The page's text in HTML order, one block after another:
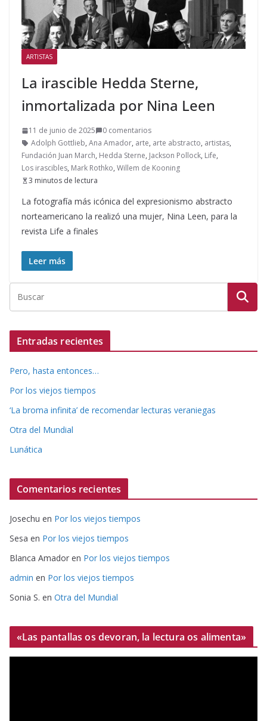
ARTISTAS
La irascible Hedda Sterne,
inmortalizada por Nina Leen
11 de junio de 2025
0 comentarios
Adolph Gottlieb, Ana Amador, arte, arte abstracto, artistas,
Fundación Juan March, Hedda Sterne, Jackson Pollock, Life,
Los irascibles, Mark Rothko, Willem de Kooning
3 minutos de lectura
La fotografía más icónica del expresionismo abstracto
norteamericano la realizó una mujer, Nina Leen, para la
revista Life a finales
Leer más
Entradas recientes
Pero, hasta entonces…
Por los viejos tiempos
‘La broma infinita’ de recomendar lecturas veraniegas
Otra del Mundial
Lunática
Comentarios recientes
Josechu en Por los viejos tiempos
Sesa en Por los viejos tiempos
Blanca Amador en Por los viejos tiempos
admin en Por los viejos tiempos
Sonia S. en Otra del Mundial
«Las pantallas os devoran, la lectura os alimenta»